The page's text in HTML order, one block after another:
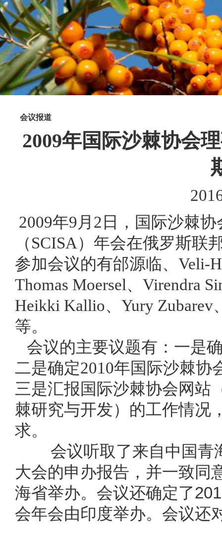
会议报道
2009年国际沙棘协会
2009年9月2日，国际沙棘
（SCISA）年会在俄罗斯
参加会议的有邰源临、Veli-
Thomas Moersel、Virendra
Heikki Kallio、Yury Zubarev
等。
会议的主要议题有：一是
二是确定2010年国际沙棘协
三是汇报国际沙棘协会网站
棘研究与开发）的工作情况
求。
会议听取了来自中国青
大会的申办报告，并一致同
海省举办。会议还确定了
会年会由印度举办。会议还